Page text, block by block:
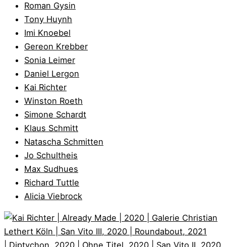
Roman Gysin
Tony Huynh
Imi Knoebel
Gereon Krebber
Sonia Leimer
Daniel Lergon
Kai Richter
Winston Roeth
Simone Schardt
Klaus Schmitt
Natascha Schmitten
Jo Schultheis
Max Sudhues
Richard Tuttle
Alicia Viebrock